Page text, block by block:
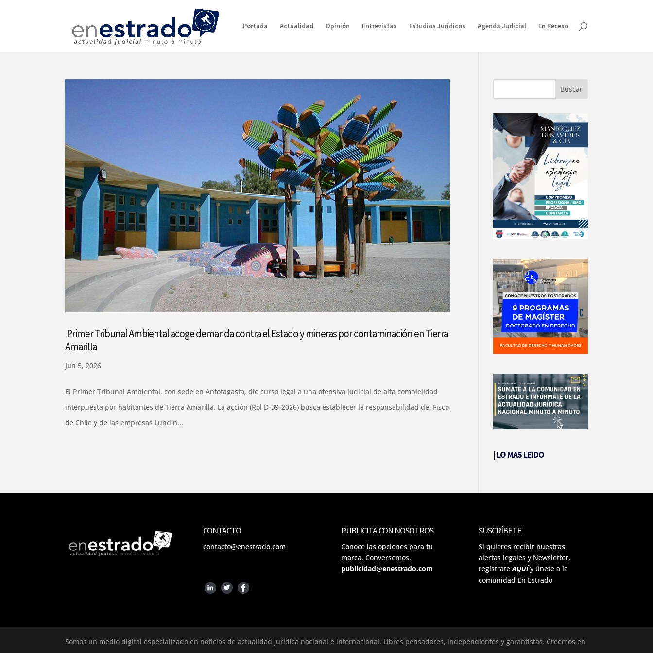
Portada Actualidad Opinión Entrevistas Estudios Jurídicos Agenda Judicial En Receso
Primer Tribunal Ambiental acoge demanda contra el Estado y mineras por contaminación en Tierra
Amarilla
Jun 5, 2026
El Primer Tribunal Ambiental, con sede en Antofagasta, dio curso legal a una ofensiva judicial de alta complejidad
interpuesta por habitantes de Tierra Amarilla. La acción (Rol D-39-2026) busca establecer la responsabilidad del Fisco
de Chile y de las empresas Lundin...
|LO MAS LEIDO
CONTACTO
contacto@enestrado.com
PUBLICITA CON NOSOTROS
Conoce las opciones para tu
marca. Conversemos.
publicidad@enestrado.com
SUSCRÍBETE
Si quieres recibir nuestras
alertas legales y Newsletter,
regístrateAQUÍ y únete a la
comunidad En Estrado
Somos un medio digital especializado en noticias de actualidad jurídica nacional e internacional. Libres pensadores, independientes y garantistas. Creemos en